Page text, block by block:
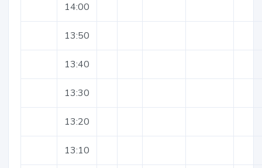
14:00
13:50
13:40
13:30
13:20
13:10